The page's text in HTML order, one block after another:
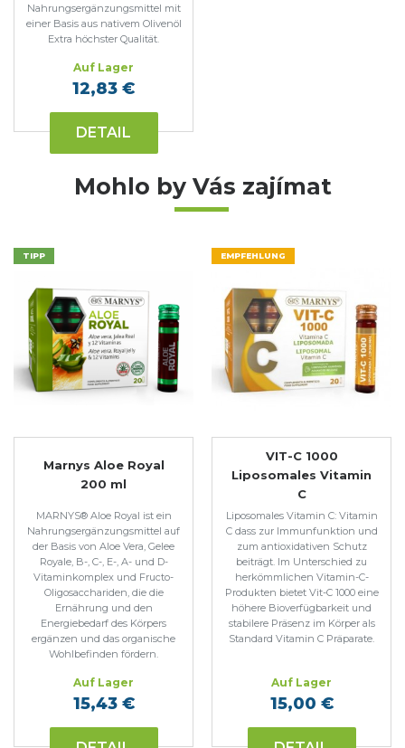
Nahrungsergänzungsmittel mit
einer Basis aus nativem Olivenöl
Extra höchster Qualität.
Auf Lager
12,83 €
DETAIL
Mohlo by Vás zajímat
TIPP
Marnys Aloe Royal
200 ml
MARNYS® Aloe Royal ist ein
Nahrungsergänzungsmittel auf
der Basis von Aloe Vera, Gelee
Royale, B-, C-, E-, A- und D-
Vitaminkomplex und Fructo-
Oligosacchariden, die die
Ernährung und den
Energiebedarf des Körpers
ergänzen und das organische
Wohlbefinden fördern.
Auf Lager
15,43 €
EMPFEHLUNG
VIT-C 1000
Liposomales Vitamin
C
Liposomales Vitamin C: Vitamin
C dass zur Immunfunktion und
zum antioxidativen Schutz
beiträgt. Im Unterschied zu
herkömmlichen Vitamin-C-
Produkten bietet Vit-C 1000 eine
höhere Bioverfügbarkeit und
stabilere Präsenz im Körper als
Standard Vitamin C Präparate.
Auf Lager
15,00 €